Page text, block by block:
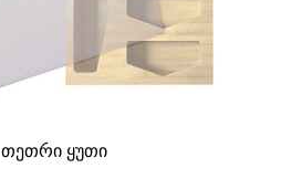
თეთრი ყუთი